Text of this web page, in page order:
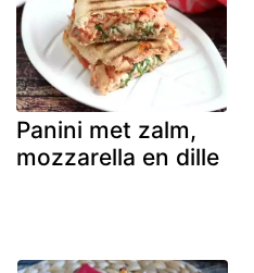
Panini met zalm,
mozzarella en dille